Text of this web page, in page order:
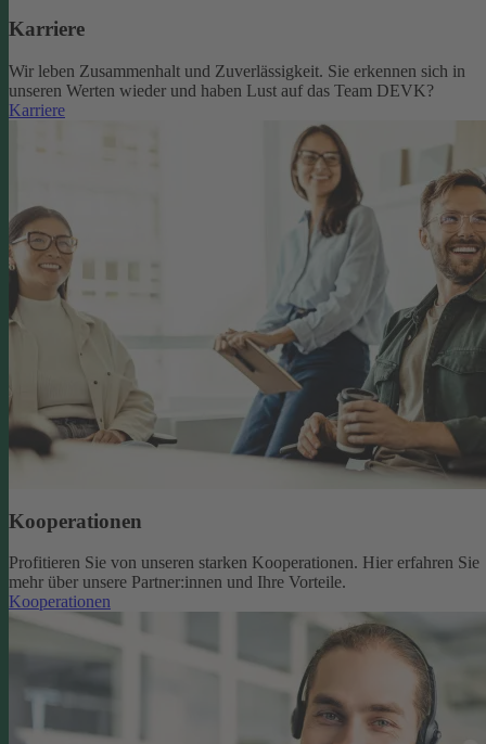
Karriere
Wir leben Zusammenhalt und Zuverlässigkeit. Sie erkennen sich in
unseren Werten wieder und haben Lust auf das Team DEVK?
Karriere
Kooperationen
Profitieren Sie von unseren starken Kooperationen. Hier erfahren Sie
mehr über unsere Partner:innen und Ihre Vorteile.
Kooperationen